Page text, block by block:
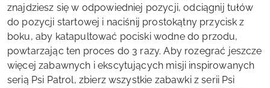
znajdziesz się w odpowiedniej pozycji, odciągnij tułów
do pozycji startowej i naciśnij prostokątny przycisk z
boku, aby katapultować pociski wodne do przodu,
powtarzając ten proces do 3 razy. Aby rozegrać jeszcze
więcej zabawnych i ekscytujących misji inspirowanych
serią Psi Patrol, zbierz wszystkie zabawki z serii Psi